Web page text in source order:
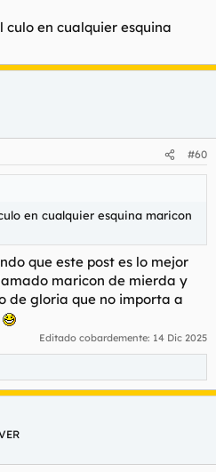
culo en cualquier esquina
#60
en cualquier esquina maricon
que este post es lo mejor
maricon de mierda y
de gloria que no importa a
Editado cobardemente: 14 Dic 2025